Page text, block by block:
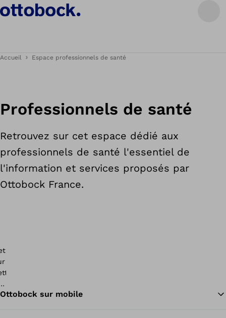
Accueil Espace professionnels de santé
Professionnels de santé
Retrouvez sur cet espace dédié aux
professionnels de santé l'essentiel de
l'information et services proposés par
Ottobock France.
Ottobock sur mobile